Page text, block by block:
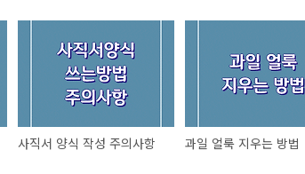
사직서 양식 작성 주의사항 과일 얼룩 지우는 방법